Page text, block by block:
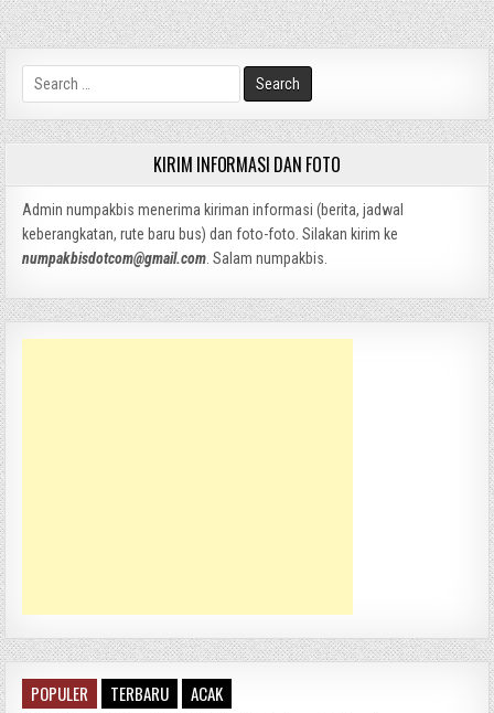
Search
for:
KIRIM INFORMASI DAN FOTO
Admin numpakbis menerima kiriman informasi (berita, jadwal
keberangkatan, rute baru bus) dan foto-foto. Silakan kirim ke
numpakbisdotcom@gmail.com. Salam numpakbis.
POPULER TERBARU ACAK